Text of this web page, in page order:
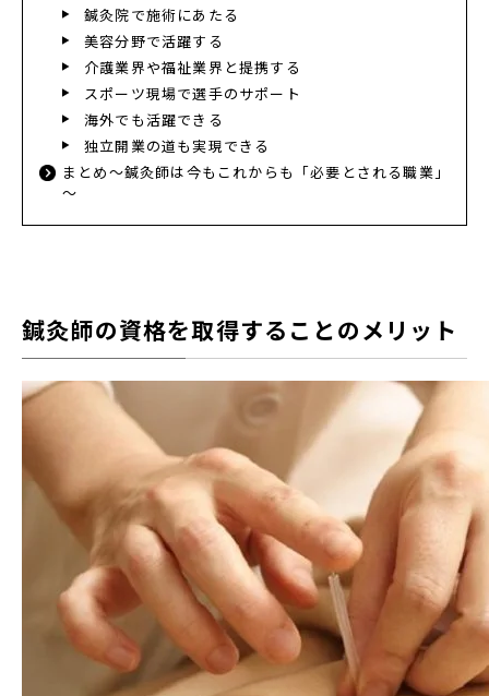
鍼灸院で施術にあたる
美容分野で活躍する
介護業界や福祉業界と提携する
スポーツ現場で選手のサポート
海外でも活躍できる
独立開業の道も実現できる
まとめ～鍼灸師は今もこれからも「必要とされる職業」
～
鍼灸師の資格を取得することのメリット